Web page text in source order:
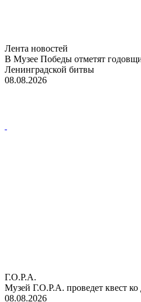
Лента новостей
В Музее Победы отметят
Ленинградской битвы
08.08.2026
Г.О.Р.А.
Музей Г.О.Р.А. проведет квест
08.08.2026